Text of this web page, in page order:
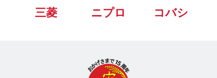
三菱
ニプロ コバシ